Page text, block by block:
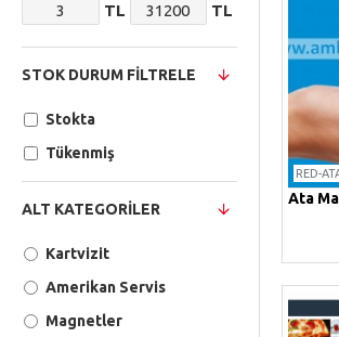
TL TL
ALT KATEGORILER
Kartvizit
Amerikan Servis
Magnetler
STOK DURUM FILTRELE
Stokta
Tükenmiş
RED-
Ata